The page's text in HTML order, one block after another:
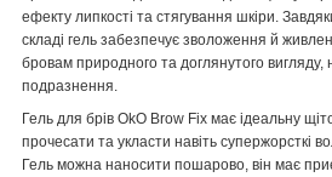
ефекту липкості та стягування шкіри.
складі гель забезпечує зволоження й
бровам природного та доглянутого вигляду,
подразнення.
Гель для брів OkO Brow Fix має ідеальну
прочесати та укласти навіть супержорсткі
Гель можна наносити пошарово, він має